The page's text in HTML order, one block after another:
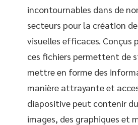
incontournables dans de
secteurs pour la création
visuelles efficaces. Conçus
ces fichiers permettent de
mettre en forme des
manière attrayante et
diapositive peut contenir
images, des graphiques et